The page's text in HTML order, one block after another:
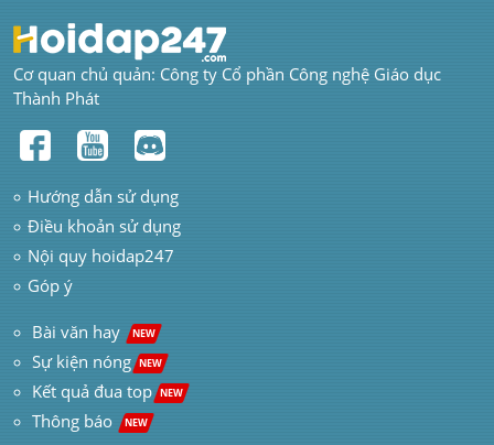
Cơ quan chủ quản: Công ty Cổ phần Công nghệ Giáo dục
Thành Phát
Hướng dẫn sử dụng
Điều khoản sử dụng
Nội quy hoidap247
Góp ý
Bài văn hay NEW
Sự kiện nóng NEW
Kết quả đua top NEW
Thông báo NEW